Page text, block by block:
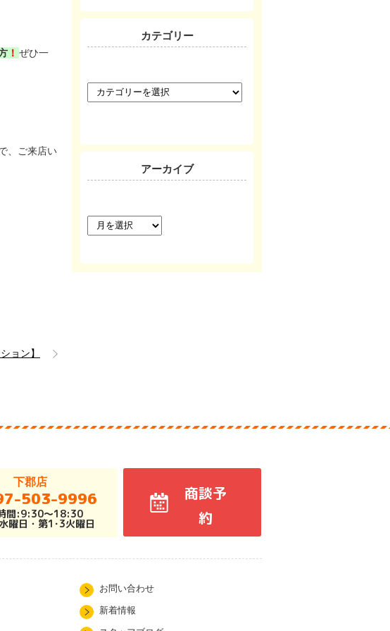
！ ぜひ一
、ご来店い
ョン】
カテゴリー
テ
ゴ
アーカイブ
ー
カ
ブ
下郡店
503-9996
間:9:30～18:30
曜日・第1･3火曜日
商談予
約
お問い合わせ
新着情報